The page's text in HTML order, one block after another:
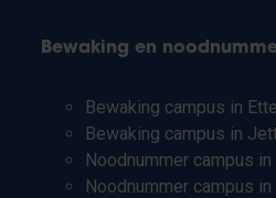
Bewaking en
Bewaking campus in
Bewaking campus in
Noodnummer campus
Noodnummer campus